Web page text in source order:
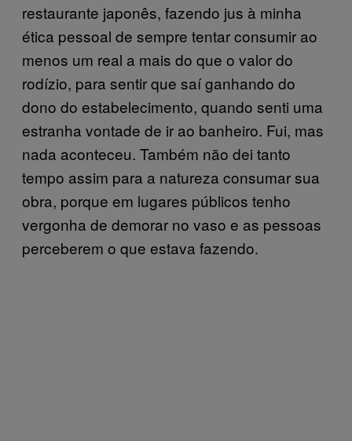
restaurante japonês, fazendo jus à minha
ética pessoal de sempre tentar consumir ao
menos um real a mais do que o valor do
rodízio, para sentir que saí ganhando do
dono do estabelecimento, quando senti uma
estranha vontade de ir ao banheiro. Fui, mas
nada aconteceu. Também não dei tanto
tempo assim para a natureza consumar sua
obra, porque em lugares públicos tenho
vergonha de demorar no vaso e as pessoas
perceberem o que estava fazendo.